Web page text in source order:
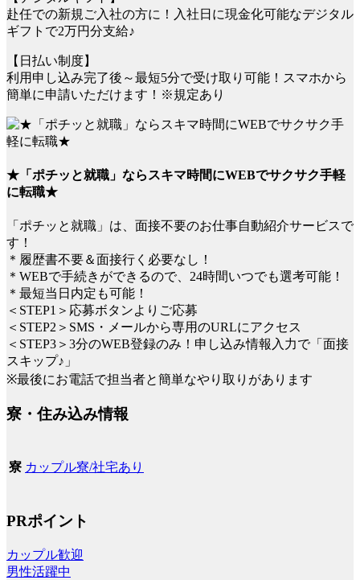
赴任での新規ご入社の方に！入社日に現金化可能なデジタル
ギフトで2万円分支給♪
【日払い制度】
利用申し込み完了後～最短5分で受け取り可能！スマホから
簡単に申請いただけます！※規定あり
★「ポチッと就職」ならスキマ時間にWEBでサクサク手軽
に転職★
「ポチッと就職」は、面接不要のお仕事自動紹介サービスで
す！
＊履歴書不要＆面接行く必要なし！
＊WEBで手続きができるので、24時間いつでも選考可能！
＊最短当日内定も可能！
＜STEP1＞応募ボタンよりご応募
＜STEP2＞SMS・メールから専用のURLにアクセス
＜STEP3＞3分のWEB登録のみ！申し込み情報入力で「面接
スキップ♪」
※最後にお電話で担当者と簡単なやり取りがあります
寮・住み込み情報
寮 カップル寮/社宅あり
PRポイント
カップル歓迎
男性活躍中